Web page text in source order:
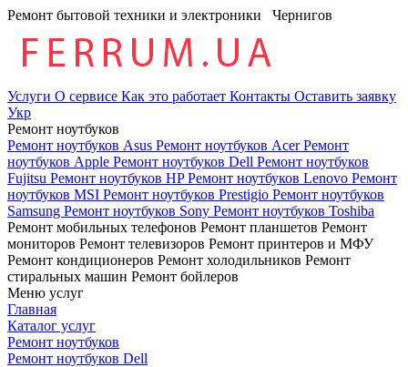
Ремонт бытовой техники и электроники Чернигов
Услуги О сервисе Как это работает Контакты Оставить заявку
Укр
Ремонт ноутбуков
Ремонт ноутбуков Asus Ремонт ноутбуков AcerРемонт
ноутбуков Apple Ремонт ноутбуков Dell Ремонт ноутбуков
Fujitsu Ремонт ноутбуков HPРемонт ноутбуков Lenovo Ремонт
ноутбуков MSI Ремонт ноутбуков Prestigio Ремонт ноутбуков
Samsung Ремонт ноутбуков Sony Ремонт ноутбуков Toshiba
Ремонт мобильных телефонов Ремонт планшетов Ремонт
мониторов Ремонт телевизоров Ремонт принтеров и МФУ
Ремонт кондиционеров Ремонт холодильников Ремонт
стиральных машин Ремонт бойлеров
Меню услуг
Главная
Каталог услуг
Ремонт ноутбуков
Ремонт ноутбуков Dell